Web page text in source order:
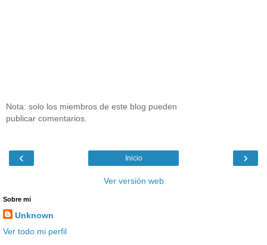
Nota: solo los miembros de este blog pueden
publicar comentarios.
‹ ›
Inicio
Ver versión web
Sobre mi
Unknown
Ver todo mi perfil